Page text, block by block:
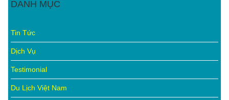
DANH MỤC
Tin Tức
Dịch Vụ
Testimonial
Du Lịch Việt Nam